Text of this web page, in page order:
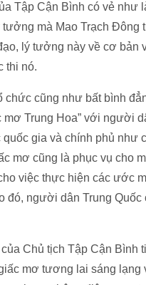
Tập Cận Bình có vẻ
mà Mao Trạch
lý tưởng này về cơ bản
thi nó.
cũng như bất bình
Trung Hoa” với người
gia và chính phủ
mơ cũng là phục vụ cho
việc thực hiện các ước
đó, người dân Trung
của Chủ tịch Tập Cận
mơ tương lai sáng lạng